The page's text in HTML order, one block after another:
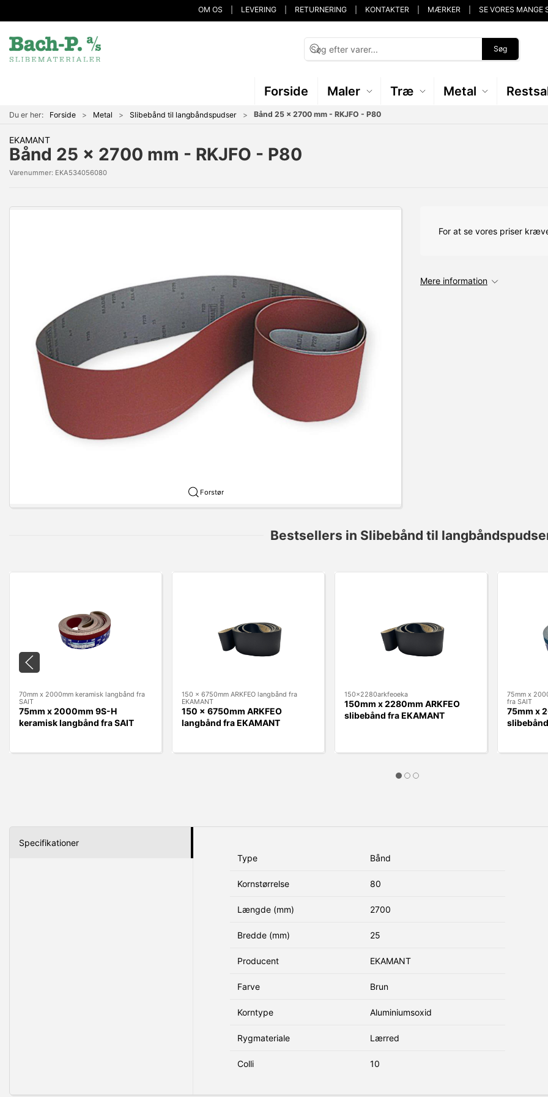
OM OS LEVERING RETURNERING KONTAKTER MÆRKER SE VORES MANGE
Søg
Forside Maler Træ Metal
Du er her: Forside Metal Slibebånd til langbåndspudser Bånd 25 x 2700 mm - RKJFO - P80
EKAMANT
Bånd 25 x 2700 mm - RKJFO - P80
Varenummer: EKA534056080
Forstør
For at se vores priser
Mere information
Bestsellers in Slibebånd til
70mm x 2000mm keramisk langbånd fra
SAIT
75mm x 2000mm 9S-H
keramisk langbånd fra SAIT
150 x 6750mm ARKFEO langbånd fra
EKAMANT
150 x 6750mm ARKFEO
langbånd fra EKAMANT
150x2280arkfeoeka
150mm x 2280mm ARKFEO
slibebånd fra EKAMANT
75mm x
fra SAIT
75mm x
Specifikationer
Type
Bånd
Kornstørrelse 80
Længde (mm) 2700
Bredde (mm) 25
Producent EKAMANT
Farve Brun
Korntype Aluminiumsoxid
Rygmateriale Lærred
Colli 10